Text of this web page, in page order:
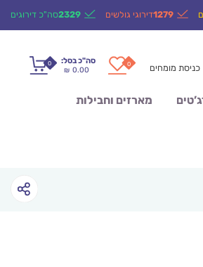
1279דירוגי גולשים 2329סה"כ דירוגים
כניסת מומחים 0
0 סה"כ בסל:
₪ 0.00
מארזים וחבילות